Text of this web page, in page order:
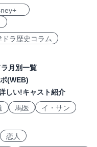
ドラ歴史コラム
月別一覧
(WEB)
しい!キャスト紹介
馬医
イ・サン
恋人